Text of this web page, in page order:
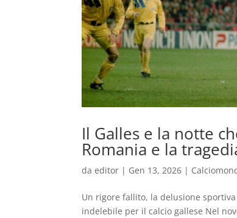
Il Galles e la notte
Romania e la
daeditor | Gen 13, 2026 |
Un rigore fallito, la delusione
indelebile per il calcio gallese Nel